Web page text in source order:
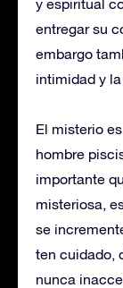
y espiritual
entregar su
embargo
intimidad y
El misterio
hombre
importante
misteriosa,
se
ten cuidado,
nunca